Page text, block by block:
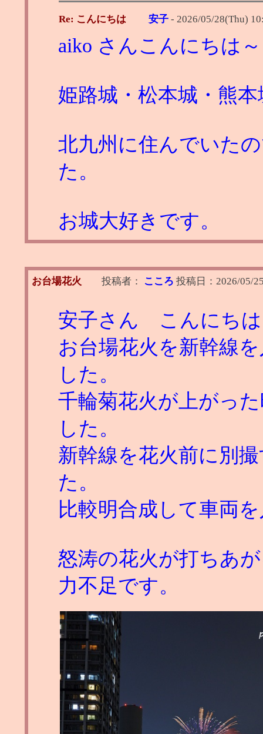
Re: こんにちは 安子 - 2026/05/28(Thu)
aiko さんこんにちは～
姫路城・松本城・熊
北九州に住んでいた
た。
お城大好きです。
お台場花火 投稿者： こころ 投稿日： 2026/05/
安子さん こんにちは
お台場花火を新幹線
した。
千輪菊花火が上がっ
した。
新幹線を花火前に別
た。
比較明合成して車両
怒涛の花火が打ちあ
力不足です。